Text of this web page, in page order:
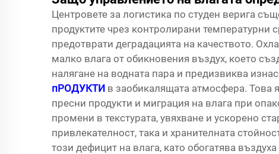
Центровете за логистика по студен верига
продуктите чрез контролирани температурни
предотврати деградацията на качеството.
малко влага от обикновения въздух, което
налягане на водната пара и предизвиква
пРОДУКТИ в заобикалящата атмосфера. Това
пресни продукти и миграция на влага при
промени в текстурата, увяхване и ускорено
привлекателност, така и хранителната
този дефицит на влага, като обогатява